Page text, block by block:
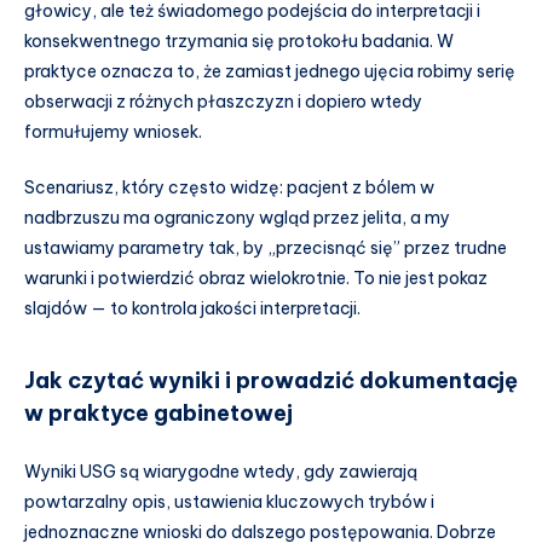
głowicy, ale też świadomego podejścia do interpretacji i
konsekwentnego trzymania się protokołu badania. W
praktyce oznacza to, że zamiast jednego ujęcia robimy serię
obserwacji z różnych płaszczyzn i dopiero wtedy
formułujemy wniosek.
Scenariusz, który często widzę: pacjent z bólem w
nadbrzuszu ma ograniczony wgląd przez jelita, a my
ustawiamy parametry tak, by „przecisnąć się” przez trudne
warunki i potwierdzić obraz wielokrotnie. To nie jest pokaz
slajdów — to kontrola jakości interpretacji.
Jak czytać wyniki i prowadzić dokumentację
w praktyce gabinetowej
Wyniki USG są wiarygodne wtedy, gdy zawierają
powtarzalny opis, ustawienia kluczowych trybów i
jednoznaczne wnioski do dalszego postępowania. Dobrze